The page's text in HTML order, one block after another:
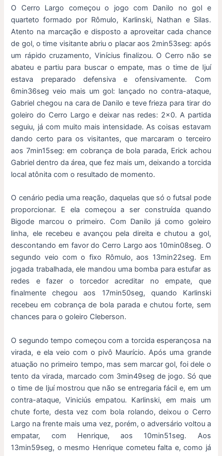
O Cerro Largo começou o jogo com Danilo no gol e
quarteto formado por Rômulo, Karlinski, Nathan e Silas.
Atento na marcação e disposto a aproveitar cada chance
de gol, o time visitante abriu o placar aos 2min53seg: após
um rápido cruzamento, Vinícius finalizou. O Cerro não se
abateu e partiu para buscar o empate, mas o time de Ijuí
estava preparado defensiva e ofensivamente. Com
6min36seg veio mais um gol: lançado no contra-ataque,
Gabriel chegou na cara de Danilo e teve frieza para tirar do
goleiro do Cerro Largo e deixar nas redes: 2×0. A partida
seguiu, já com muito mais intensidade. As coisas estavam
dando certo para os visitantes, que marcaram o terceiro
aos 7min15seg: em cobrança de bola parada, Erick achou
Gabriel dentro da área, que fez mais um, deixando a torcida
local atônita com o resultado de momento.
O cenário pedia uma reação, daquelas que só o futsal pode
proporcionar. E ela começou a ser construída quando
Bigode marcou o primeiro. Com Danilo já como goleiro
linha, ele recebeu e avançou pela direita e chutou a gol,
descontando em favor do Cerro Largo aos 10min08seg. O
segundo veio com o fixo Rômulo, aos 13min22seg. Em
jogada trabalhada, ele mandou uma bomba para estufar as
redes e fazer o torcedor acreditar no empate, que
finalmente chegou aos 17min50seg, quando Karlinski
recebeu em cobrança de bola parada e chutou forte, sem
chances para o goleiro Cleberson.
O segundo tempo começou com a torcida esperançosa na
virada, e ela veio com o pivô Maurício. Após uma grande
atuação no primeiro tempo, mas sem marcar gol, foi dele o
tento da virada, marcado com 3min49seg de jogo. Só que
o time de Ijuí mostrou que não se entregaria fácil e, em um
contra-ataque, Viniciús empatou. Karlinski, em mais um
chute forte, desta vez com bola rolando, deixou o Cerro
Largo na frente mais uma vez, porém, o adversário voltou a
empatar, com Henrique, aos 10min51seg. Aos
13min59seg, o mesmo Henrique cometeu falta e, como já